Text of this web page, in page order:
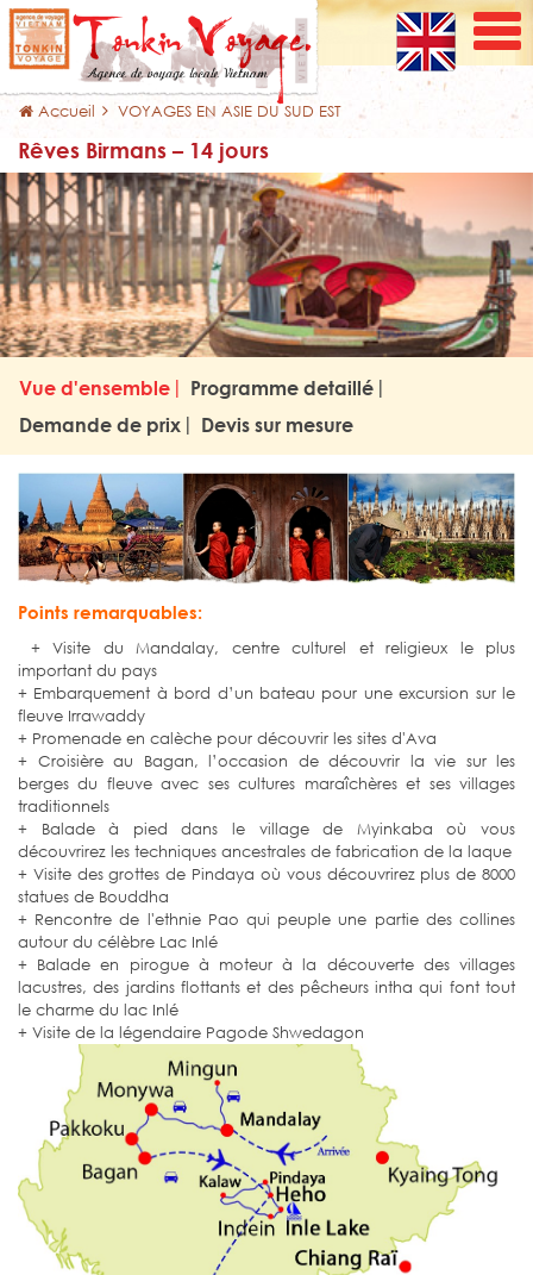
Accueil VOYAGES EN ASIE DU SUD EST
Rêves Birmans – 14 jours
Vue d'ensemble
Programme detaillé
Demande de prix
Devis sur mesure
Points remarquables:
+ Visite du Mandalay, centre culturel et religieux le plus
important du pays
+ Embarquement à bord d’un bateau pour une excursion sur le
fleuve Irrawaddy
+ Promenade en calèche pour découvrir les sites d'Ava
+ Croisière au Bagan, l’occasion de découvrir la vie sur les
berges du fleuve avec ses cultures maraîchères et ses villages
traditionnels
+ Balade à pied dans le village de Myinkaba où vous
découvrirez les techniques ancestrales de fabrication de la laque
+ Visite des grottes de Pindaya où vous découvrirez plus de 8000
statues de Bouddha
+ Rencontre de l'ethnie Pao qui peuple une partie des collines
autour du célèbre Lac Inlé
+ Balade en pirogue à moteur à la découverte des villages
lacustres, des jardins flottants et des pêcheurs intha qui font tout
le charme du lac Inlé
+ Visite de la légendaire Pagode Shwedagon